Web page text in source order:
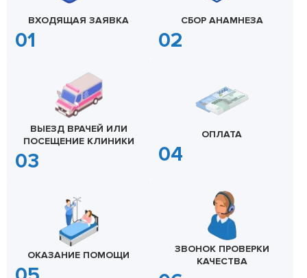
ВХОДЯЩАЯ ЗАЯВКА СБОР АНАМНЕЗА
ВЫЕЗД ВРАЧЕЙ ИЛИ
ПОСЕЩЕНИЕ КЛИНИКИ
ОПЛАТА
ОКАЗАНИЕ ПОМОЩИ
ЗВОНОК ПРОВЕРКИ
КАЧЕСТВА